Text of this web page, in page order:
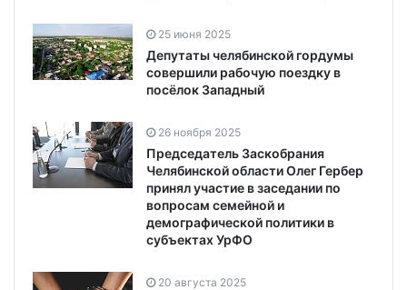
25 июня 2025
Депутаты челябинской гордумы
совершили рабочую поездку в
посёлок Западный
26 ноября 2025
Председатель Заскобрания
Челябинской области Олег Гербер
принял участие в заседании по
вопросам семейной и
демографической политики в
субъектах УрФО
20 августа 2025